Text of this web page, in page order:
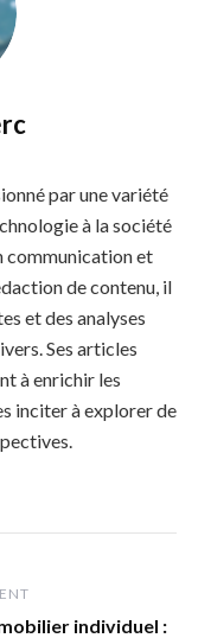
par une variété
à la société
communication et
de contenu, il
et des analyses
Ses articles
à enrichir les
inciter à explorer de
individuel :